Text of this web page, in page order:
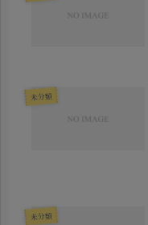
未分類
未分類